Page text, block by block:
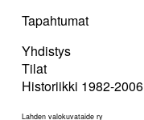
Tapahtumat
Yhdistys
Tilat
Historiikki 1982-2006
Lahden valokuvataide ry